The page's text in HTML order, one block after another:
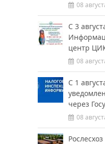
08
С 3
центр
08
С 1
через
08